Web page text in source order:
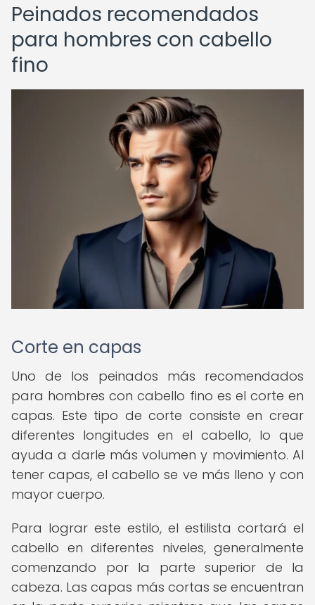
Peinados recomendados
para hombres con cabello
fino
Corte en capas
Uno de los peinados más recomendados
para hombres con cabello fino es el corte en
capas. Este tipo de corte consiste en crear
diferentes longitudes en el cabello, lo que
ayuda a darle más volumen y movimiento. Al
tener capas, el cabello se ve más lleno y con
mayor cuerpo.
Para lograr este estilo, el estilista cortará el
cabello en diferentes niveles, generalmente
comenzando por la parte superior de la
cabeza. Las capas más cortas se encuentran